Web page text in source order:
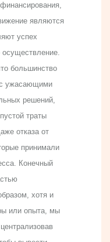
являются
успех
большинство
с ужасающими
решений,
траты
отказа от
принимали
Конечный
хотя и
или опыта, мы